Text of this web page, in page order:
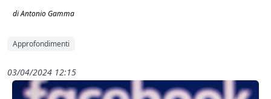
di Antonio Gamma
Approfondimenti
03/04/2024 12:15